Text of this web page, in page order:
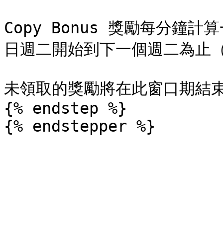
Copy Bonus 獎勵每分鐘計算
日週二開始到下一個週二為
未領取的獎勵將在此窗口期結
{% endstep %}